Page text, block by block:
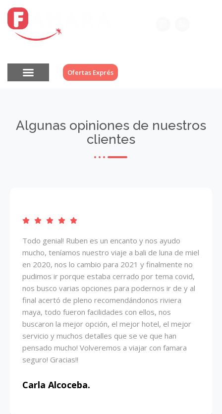
Ofertas Exprés
Algunas opiniones de nuestros
clientes
Todo genial! Ruben es un encanto y nos ayudo
mucho, teníamos nuestro viaje a bali de luna de miel
en 2020, nos lo cambio para 2021 y finalmente no
pudimos ir porque estaba cerrado por tema covid,
nos busco varias opciones para podernos ir de y al
final acertó de pleno recomendándonos riviera
maya, todo fueron facilidades con ellos, nos
buscaron la mejor opción, el mejor hotel, el mejor
servicio y muchos detalles que se ve que han
pensado mucho! Volveremos a viajar con famara
seguro! Gracias!!
Carla Alcoceba.